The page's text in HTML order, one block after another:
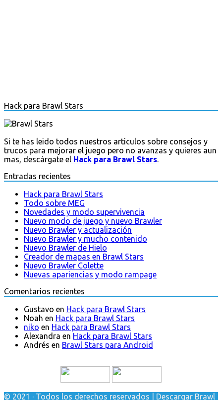
Hack para Brawl Stars
Si te has leido todos nuestros articulos sobre consejos y
trucos para mejorar el juego pero no avanzas y quieres aun
mas, descárgate el Hack para Brawl Stars.
Entradas recientes
Hack para Brawl Stars
Todo sobre MEG
Novedades y modo supervivencia
Nuevo modo de juego y nuevo Brawler
Nuevo Brawler y actualización
Nuevo Brawler y mucho contenido
Nuevo Brawler de Hielo
Creador de mapas en Brawl Stars
Nuevo Brawler Colette
Nuevas apariencias y modo rampage
Comentarios recientes
Gustavo en Hack para Brawl Stars
Noah en Hack para Brawl Stars
niko en Hack para Brawl Stars
Alexandra en Hack para Brawl Stars
Andrés en Brawl Stars para Android
© 2021 · Todos los derechos reservados | Descargar Brawl